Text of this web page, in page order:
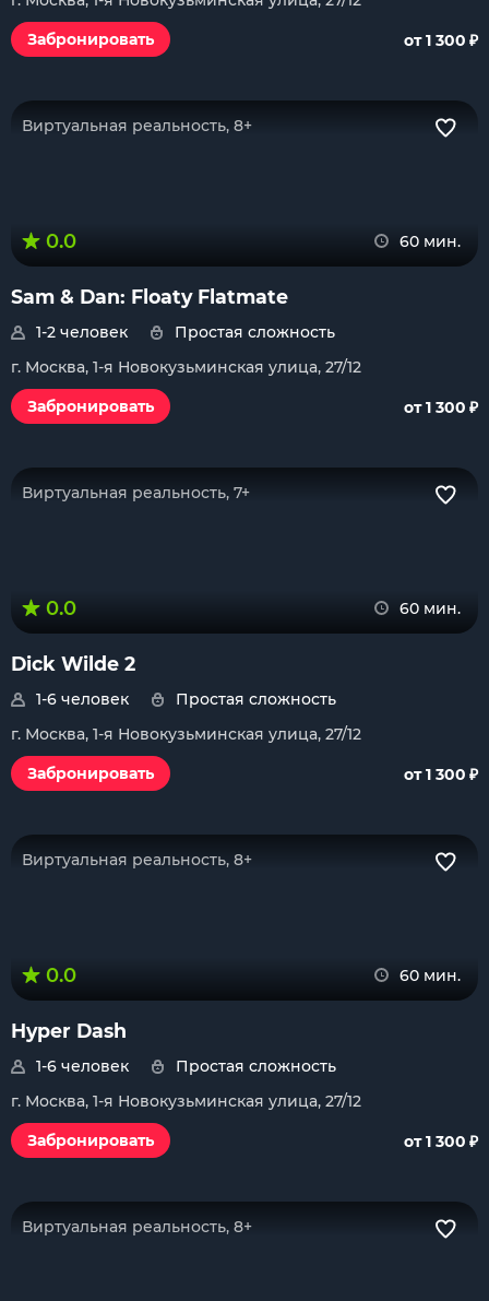
Забронировать
от 1 300 ₽
Виртуальная реальность, 8+
0.0 60 мин.
Sam & Dan: Floaty Flatmate
1-2 человек
Простая сложность
г. Москва, 1-я Новокузьминская улица, 27/12
Забронировать
от 1 300 ₽
Виртуальная реальность, 7+
0.0 60 мин.
Dick Wilde 2
1-6 человек
Простая сложность
г. Москва, 1-я Новокузьминская улица, 27/12
Забронировать
от 1 300 ₽
Виртуальная реальность, 8+
0.0 60 мин.
Hyper Dash
1-6 человек
Простая сложность
г. Москва, 1-я Новокузьминская улица, 27/12
Забронировать
от 1 300 ₽
Виртуальная реальность, 8+